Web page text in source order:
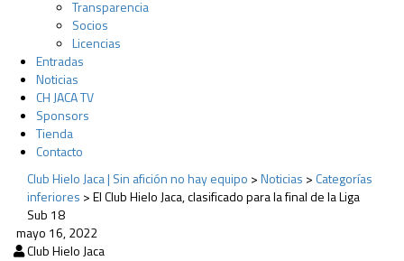
Transparencia
Socios
Licencias
Entradas
Noticias
CH JACA TV
Sponsors
Tienda
Contacto
Club Hielo Jaca | Sin afición no hay equipo >Noticias > Categorías
inferiores >El Club Hielo Jaca, clasificado para la final de la Liga
Sub 18
mayo 16, 2022
Club Hielo Jaca